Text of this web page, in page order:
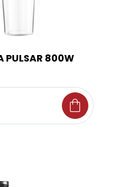
PULSAR 800W
shopping_bag